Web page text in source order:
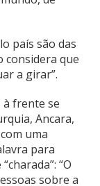
país são das
considera que
a girar”.
à frente se
Ancara,
uma
para
“O
sobre a